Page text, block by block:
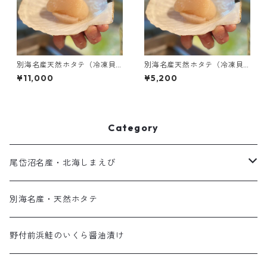
別海名産天然ホタテ（冷凍貝
柱・Lサイズ･1kg）
¥11,000
別海名産天然ホタテ（冷凍貝
柱・Mサイズ・500g）
¥5,200
Category
尾岱沼名産・北海しまえび
最高の食感！夏の北海しまえび
子持ちが嬉しい！秋の北海しまえび
別海名産・天然ホタテ
野付前浜鮭のいくら醤油漬け